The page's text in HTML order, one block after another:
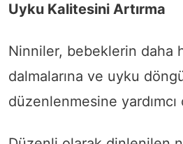
Uyku Kalitesini Artırma
Ninniler, bebeklerin daha
dalmalarına ve uyku
düzenlenmesine yardımcı